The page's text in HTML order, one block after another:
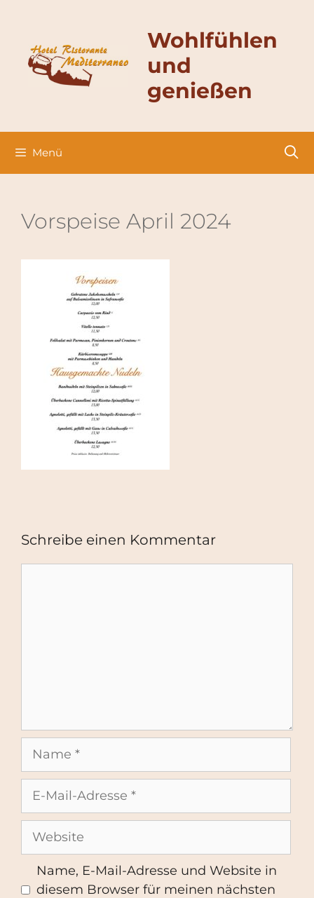
springen
Wohlfühlen
und
genießen
Menü
Vorspeise April 2024
Schreibe einen Kommentar
Name
Adresse
Website
Name, E-Mail-Adresse und Website in
diesem Browser für meinen nächsten